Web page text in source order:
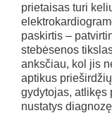
prietaisas turi
paskirtis –
stebėsenos
anksčiau, kol jis
aptikus
gydytojas, atlikęs
nustatys